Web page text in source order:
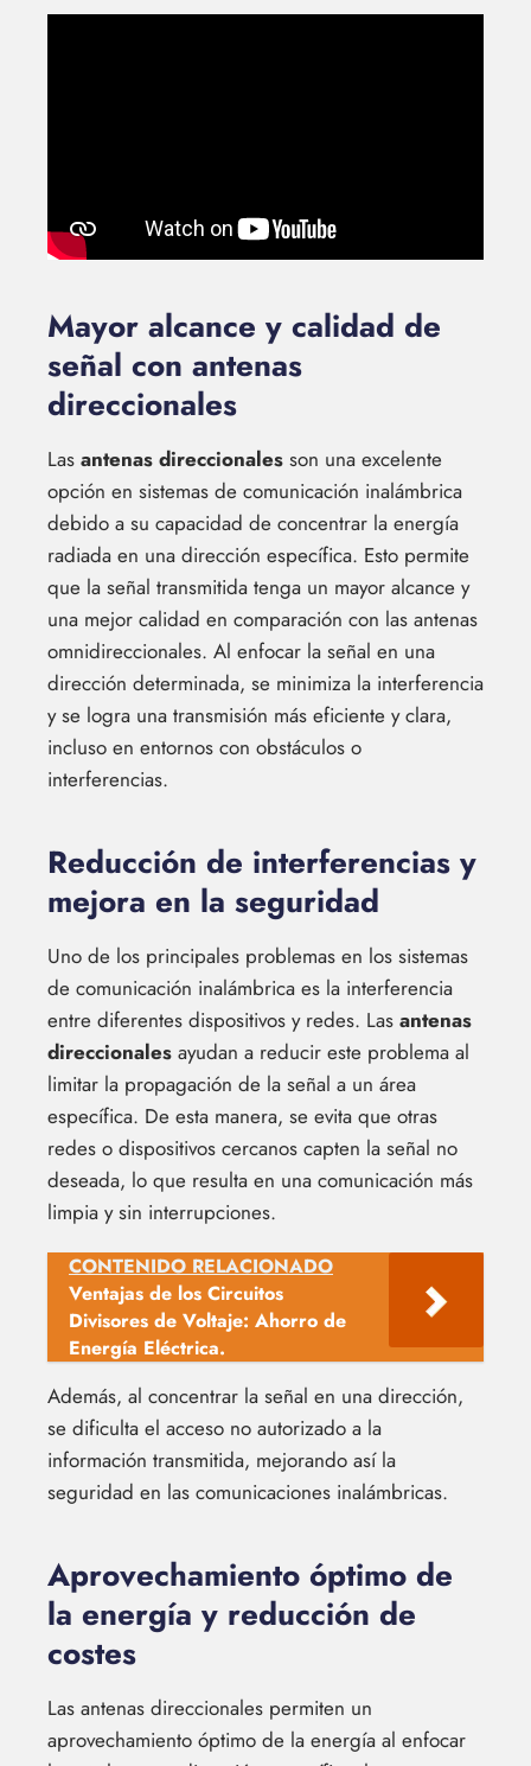
Mayor alcance y calidad de
señal con antenas
direccionales
Las antenas direccionales son una excelente
opción en sistemas de comunicación inalámbrica
debido a su capacidad de concentrar la energía
radiada en una dirección específica. Esto permite
que la señal transmitida tenga un mayor alcance y
una mejor calidad en comparación con las antenas
omnidireccionales. Al enfocar la señal en una
dirección determinada, se minimiza la interferencia
y se logra una transmisión más eficiente y clara,
incluso en entornos con obstáculos o
interferencias.
Reducción de interferencias y
mejora en la seguridad
Uno de los principales problemas en los sistemas
de comunicación inalámbrica es la interferencia
entre diferentes dispositivos y redes. Las antenas
direccionales ayudan a reducir este problema al
limitar la propagación de la señal a un área
específica. De esta manera, se evita que otras
redes o dispositivos cercanos capten la señal no
deseada, lo que resulta en una comunicación más
limpia y sin interrupciones.
CONTENIDO RELACIONADO
Ventajas de los Circuitos
Divisores de Voltaje: Ahorro de
Energía Eléctrica.
Además, al concentrar la señal en una dirección,
se dificulta el acceso no autorizado a la
información transmitida, mejorando así la
seguridad en las comunicaciones inalámbricas.
Aprovechamiento óptimo de
la energía y reducción de
costes
Las antenas direccionales permiten un
aprovechamiento óptimo de la energía al enfocar